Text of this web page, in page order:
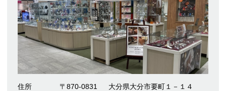
住所 〒870-0831
大分県大分市要町１－１４